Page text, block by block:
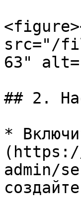
src="/
63"
## 2.
*
admin/